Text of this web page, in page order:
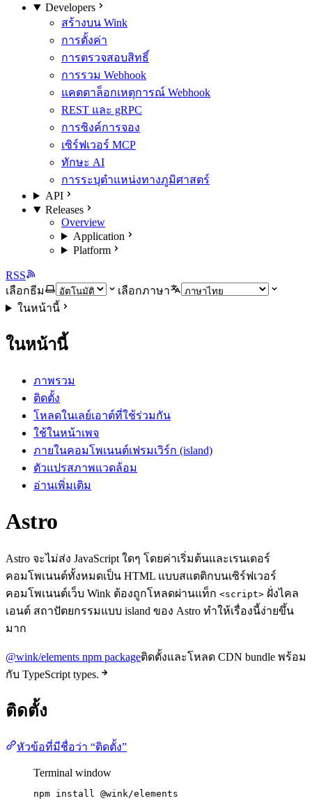
Developers
สร้างบน Wink
การตั้งค่า
การตรวจสอบสิทธิ์
การรวม Webhook
แคตตาล็อกเหตุการณ์ Webhook
REST และ gRPC
การซิงค์การจอง
เซิร์ฟเวอร์ MCP
ทักษะ AI
การระบุตำแหน่งทางภูมิศาสตร์
API
Releases
Overview
Application
Platform
RSS
เลือกธีม
เลือกภาษา
ในหน้านี้
ในหน้านี้
ภาพรวม
ติดตั้ง
โหลดในเลย์เอาต์ที่ใช้ร่วมกัน
ใช้ในหน้าเพจ
ภายในคอมโพเนนต์เฟรมเวิร์ก (island)
ตัวแปรสภาพแวดล้อม
อ่านเพิ่มเติม
Astro
Astro จะไม่ส่ง JavaScript ใดๆ โดยค่าเริ่มต้นและเรนเดอร์
คอมโพเนนต์ทั้งหมดเป็น HTML แบบสแตติกบนเซิร์ฟเวอร์
คอมโพเนนต์เว็บ Wink ต้องถูกโหลดผ่านแท็ก <script> ฝั่งไคล
เอนต์ สถาปัตยกรรมแบบ island ของ Astro ทำให้เรื่องนี้ง่ายขึ้น
มาก
@wink/elements npm packageติดตั้งและโหลด CDN bundle พร้อม
กับ TypeScript types.
ติดตั้ง
หัวข้อที่มีชื่อว่า “ติดตั้ง”
Terminal window
npm install @wink/elements